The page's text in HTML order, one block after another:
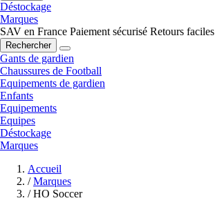
Déstockage
Marques
SAV en France Paiement sécurisé Retours faciles
Rechercher
Gants de gardien
Chaussures de Football
Equipements de gardien
Enfants
Equipements
Equipes
Déstockage
Marques
Accueil
/ Marques
/ HO Soccer